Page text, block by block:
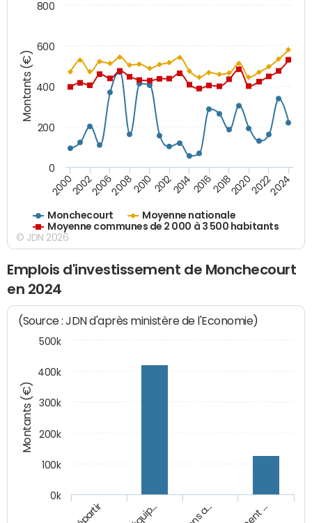
Montants (€)
Monchecourt
Moyenne nationale
Moyenne communes de 2 000 à 3 500 habitants
20002002200620082010 2012201420162018202020222024
0
200
400
600
800
© JDN 2026
Emplois d'investissement de Monchecourt
en 2024
Montants (€)
(Source : JDN d'après ministère de l'Economie)
0k
100k
200k
300k
400k
500k